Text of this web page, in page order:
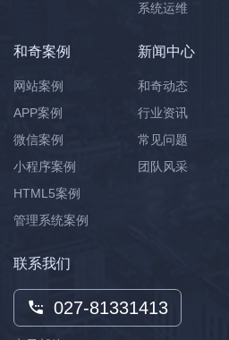
系统运维
和奇案例
网站案例
APP案例
微信案例
小程序案例
HTML5案例
管理系统案例
新闻中心
和奇动态
行业资讯
常见问题
团队风采
联系我们
027-81331413